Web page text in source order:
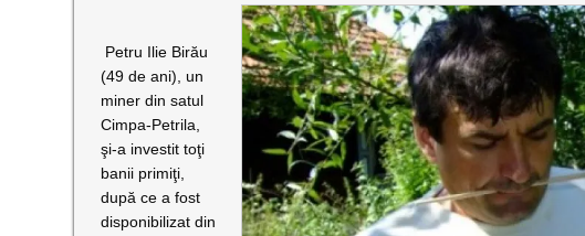
Petru Ilie Birău
(49 de ani), un
miner din satul
Cimpa-Petrila,
şi-a investit toţi
banii primiţi,
după ce a fost
disponibilizat din